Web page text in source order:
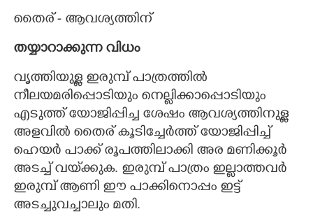
തൈര് - ആവശ്യത്തിന്
തയ്യാറാക്കുന്ന വിധം
വൃത്തിയുള്ള ഇരുമ്പ് പാത്രത്തിൽ
നീലയമരിപ്പൊടിയും നെല്ലിക്കാപ്പൊടിയും
എടുത്ത് യോജിപ്പിച്ച ശേഷം ആവശ്യത്തിനുള്ള
അളവിൽ തൈര് കൂടിച്ചേർത്ത് യോജിപ്പിച്ച്
ഹെയർ പാക്ക് രൂപത്തിലാക്കി അര മണിക്കൂർ
അടച്ച് വയ്‌ക്കുക. ഇരുമ്പ് പാത്രം ഇല്ലാത്തവർ
ഇരുമ്പ് ആണി ഈ പാക്കിനൊപ്പം ഇട്ട്
അടച്ചുവച്ചാലും മതി.